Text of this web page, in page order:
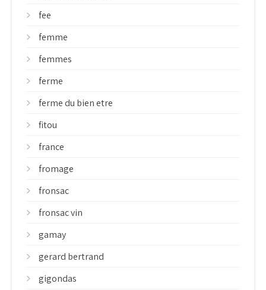
fee
femme
femmes
ferme
ferme du bien etre
fitou
france
fromage
fronsac
fronsac vin
gamay
gerard bertrand
gigondas